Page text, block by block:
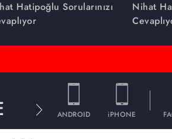
Hatipoğlu Sorularınızı
Nihat
ANDROID iPHONE